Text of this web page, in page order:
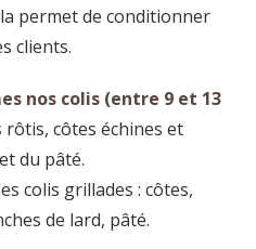
permet de conditionner
clients.
nos colis (entre 9 et 13
côtes échines et
du pâté.
colis grillades : côtes,
de lard, pâté.